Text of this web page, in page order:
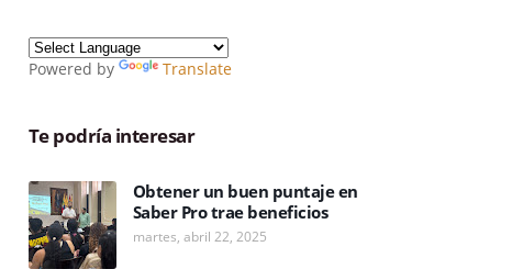
Powered by Translate
Te podría interesar
Obtener un buen puntaje en
Saber Pro trae beneficios
martes, abril 22, 2025